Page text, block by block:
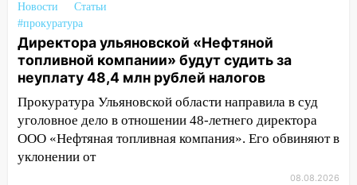
04:47 В Ульяновской области объявили
ракетную опасность: звучат сирены
07.08.2026
20:40 Ульяновские аграрии смогут
купить тракторы с отсрочкой платежа
до декабря
19:34 В следственном управлении
состоялось торжественное
Новости
Статьи
#прокуратура
Директора ульяновской «Нефтяной
топливной компании» будут судить за
неуплату 48,4 млн рублей налогов
Прокуратура Ульяновской области направила в суд
уголовное дело в отношении 48-летнего директора
ООО «Нефтяная топливная компания». Его обвиняют в
уклонении от
08.08.2026